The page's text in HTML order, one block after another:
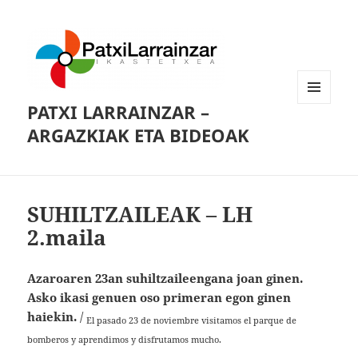
PATXI LARRAINZAR –
ARGAZKIAK ETA BIDEOAK
SUHILTZAILEAK – LH
2.maila
Azaroaren 23an suhiltzaileengana joan ginen.
Asko ikasi genuen oso primeran egon ginen
haiekin. /El pasado 23 de noviembre visitamos el parque de
bomberos y aprendimos y disfrutamos mucho.